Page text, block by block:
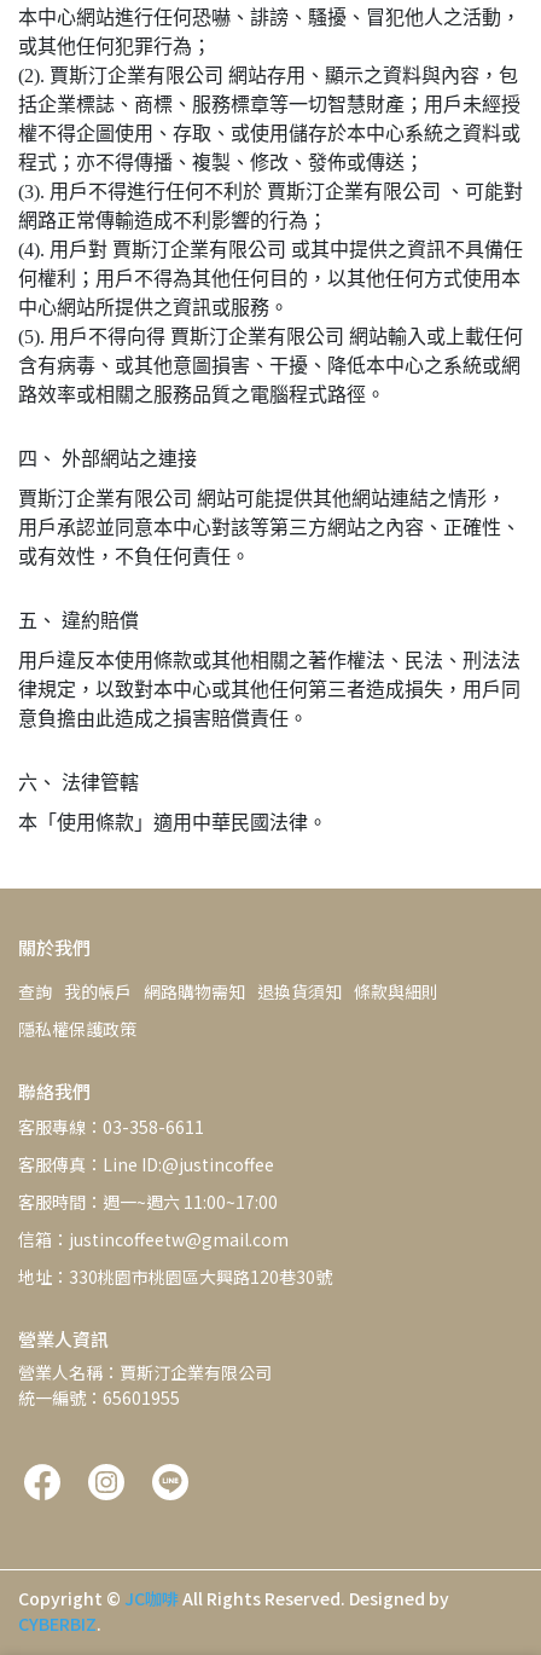
本中心網站進行任何恐嚇、誹謗、騷擾、冒犯他人之活動，
或其他任何犯罪行為；
(2). 賈斯汀企業有限公司 網站存用、顯示之資料與內容，包
括企業標誌、商標、服務標章等一切智慧財產；用戶未經授
權不得企圖使用、存取、或使用儲存於本中心系統之資料或
程式；亦不得傳播、複製、修改、發佈或傳送；
(3). 用戶不得進行任何不利於 賈斯汀企業有限公司 、可能對
網路正常傳輸造成不利影響的行為；
(4). 用戶對 賈斯汀企業有限公司 或其中提供之資訊不具備任
何權利；用戶不得為其他任何目的，以其他任何方式使用本
中心網站所提供之資訊或服務。
(5). 用戶不得向得 賈斯汀企業有限公司 網站輸入或上載任何
含有病毒、或其他意圖損害、干擾、降低本中心之系統或網
路效率或相關之服務品質之電腦程式路徑。
四、 外部網站之連接
賈斯汀企業有限公司 網站可能提供其他網站連結之情形，
用戶承認並同意本中心對該等第三方網站之內容、正確性、
或有效性，不負任何責任。
五、 違約賠償
用戶違反本使用條款或其他相關之著作權法、民法、刑法法
律規定，以致對本中心或其他任何第三者造成損失，用戶同
意負擔由此造成之損害賠償責任。
六、 法律管轄
本「使用條款」適用中華民國法律。
關於我們
查詢 我的帳戶 網路購物需知 退換貨須知 條款與細則
隱私權保護政策
聯絡我們
客服專線：03-358-6611
客服傳真：Line ID:@justincoffee
客服時間：週一~週六 11:00~17:00
信箱：justincoffeetw@gmail.com
地址：330桃園市桃園區大興路120巷30號
營業人資訊
營業人名稱：賈斯汀企業有限公司
統一編號：65601955
Copyright © JC咖啡All Rights Reserved. Designed by
CYBERBIZ.